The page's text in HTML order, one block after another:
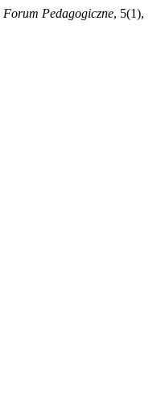
Forum Pedagogiczne, 5(1),